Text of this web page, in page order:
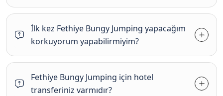
İlk kez Fethiye Bungy Jumping yapacağım
korkuyorum yapabilirmiyim?
Fethiye Bungy Jumping için hotel
transferiniz varmıdır?